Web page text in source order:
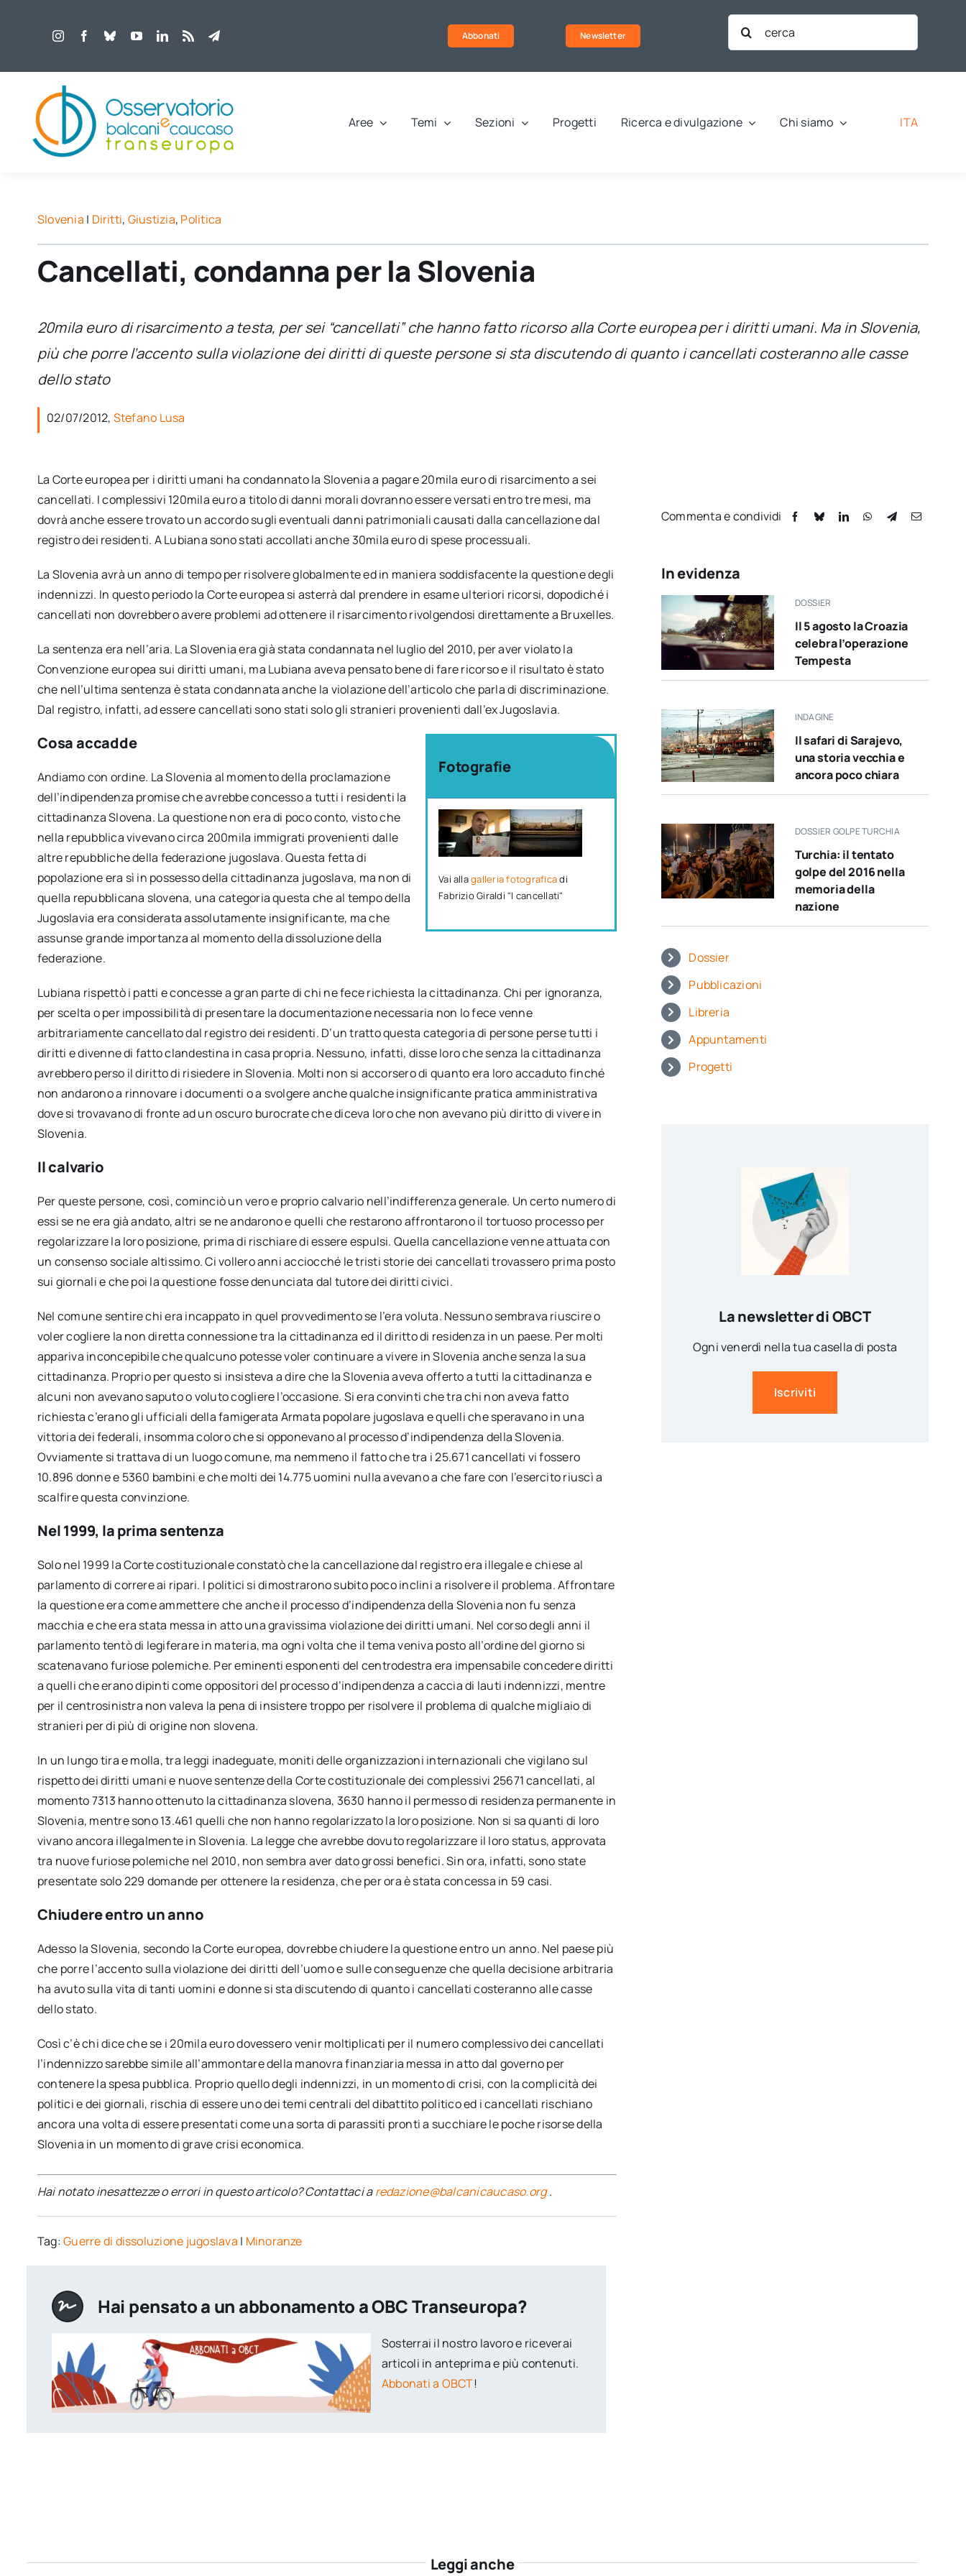
Abbonati Newsletter
Cerca
per:
Aree Temi Sezioni Progetti Ricerca e divulgazione Chi siamo ITA
Slovenia | Diritti, Giustizia, Politica
Cancellati, condanna per la Slovenia
20mila euro di risarcimento a testa, per sei “cancellati” che hanno fatto ricorso alla Corte europea per i diritti umani. Ma in Slovenia,
più che porre l’accento sulla violazione dei diritti di queste persone si sta discutendo di quanto i cancellati costeranno alle casse
dello stato
02/07/2012, Stefano Lusa
La Corte europea per i diritti umani ha condannato la Slovenia a pagare 20mila euro di risarcimento a sei
cancellati. I complessivi 120mila euro a titolo di danni morali dovranno essere versati entro tre mesi, ma
dovrà anche essere trovato un accordo sugli eventuali danni patrimoniali causati dalla cancellazione dal
registro dei residenti. A Lubiana sono stati accollati anche 30mila euro di spese processuali.
La Slovenia avrà un anno di tempo per risolvere globalmente ed in maniera soddisfacente la questione degli
indennizzi. In questo periodo la Corte europea si asterrà dal prendere in esame ulteriori ricorsi, dopodiché i
cancellati non dovrebbero avere problemi ad ottenere il risarcimento rivolgendosi direttamente a Bruxelles.
La sentenza era nell’aria. La Slovenia era già stata condannata nel luglio del 2010, per aver violato la
Convenzione europea sui diritti umani, ma Lubiana aveva pensato bene di fare ricorso e il risultato è stato
che nell’ultima sentenza è stata condannata anche la violazione dell’articolo che parla di discriminazione.
Dal registro, infatti, ad essere cancellati sono stati solo gli stranieri provenienti dall’ex Jugoslavia.
Fotografie
Vai allagalleria fotograficadi
Fabrizio Giraldi "I cancellati"
Cosa accadde
Andiamo con ordine. La Slovenia al momento della proclamazione
dell’indipendenza promise che avrebbe concesso a tutti i residenti la
cittadinanza Slovena. La questione non era di poco conto, visto che
nella repubblica vivevano circa 200mila immigrati provenienti dalle
altre repubbliche della federazione jugoslava. Questa fetta di
popolazione era sì in possesso della cittadinanza jugoslava, ma non di
quella repubblicana slovena, una categoria questa che al tempo della
Jugoslavia era considerata assolutamente insignificante, ma che
assunse grande importanza al momento della dissoluzione della
federazione.
Lubiana rispettò i patti e concesse a gran parte di chi ne fece richiesta la cittadinanza. Chi per ignoranza,
per scelta o per impossibilità di presentare la documentazione necessaria non lo fece venne
arbitrariamente cancellato dal registro dei residenti. D’un tratto questa categoria di persone perse tutti i
diritti e divenne di fatto clandestina in casa propria. Nessuno, infatti, disse loro che senza la cittadinanza
avrebbero perso il diritto di risiedere in Slovenia. Molti non si accorsero di quanto era loro accaduto finché
non andarono a rinnovare i documenti o a svolgere anche qualche insignificante pratica amministrativa
dove si trovavano di fronte ad un oscuro burocrate che diceva loro che non avevano più diritto di vivere in
Slovenia.
Il calvario
Per queste persone, così, cominciò un vero e proprio calvario nell’indifferenza generale. Un certo numero di
essi se ne era già andato, altri se ne andarono e quelli che restarono affrontarono il tortuoso processo per
regolarizzare la loro posizione, prima di rischiare di essere espulsi. Quella cancellazione venne attuata con
un consenso sociale altissimo. Ci vollero anni acciocché le tristi storie dei cancellati trovassero prima posto
sui giornali e che poi la questione fosse denunciata dal tutore dei diritti civici.
Nel comune sentire chi era incappato in quel provvedimento se l’era voluta. Nessuno sembrava riuscire o
voler cogliere la non diretta connessione tra la cittadinanza ed il diritto di residenza in un paese. Per molti
appariva inconcepibile che qualcuno potesse voler continuare a vivere in Slovenia anche senza la sua
cittadinanza. Proprio per questo si insisteva a dire che la Slovenia aveva offerto a tutti la cittadinanza e
alcuni non avevano saputo o voluto cogliere l’occasione. Si era convinti che tra chi non aveva fatto
richiesta c’erano gli ufficiali della famigerata Armata popolare jugoslava e quelli che speravano in una
vittoria dei federali, insomma coloro che si opponevano al processo d’indipendenza della Slovenia.
Ovviamente si trattava di un luogo comune, ma nemmeno il fatto che tra i 25.671 cancellati vi fossero
10.896 donne e 5360 bambini e che molti dei 14.775 uomini nulla avevano a che fare con l’esercito riuscì a
scalfire questa convinzione.
Nel 1999, la prima sentenza
Solo nel 1999 la Corte costituzionale constatò che la cancellazione dal registro era illegale e chiese al
parlamento di correre ai ripari. I politici si dimostrarono subito poco inclini a risolvere il problema. Affrontare
la questione era come ammettere che anche il processo d’indipendenza della Slovenia non fu senza
macchia e che era stata messa in atto una gravissima violazione dei diritti umani. Nel corso degli anni il
parlamento tentò di legiferare in materia, ma ogni volta che il tema veniva posto all’ordine del giorno si
scatenavano furiose polemiche. Per eminenti esponenti del centrodestra era impensabile concedere diritti
a quelli che erano dipinti come oppositori del processo d’indipendenza a caccia di lauti indennizzi, mentre
per il centrosinistra non valeva la pena di insistere troppo per risolvere il problema di qualche migliaio di
stranieri per di più di origine non slovena.
In un lungo tira e molla, tra leggi inadeguate, moniti delle organizzazioni internazionali che vigilano sul
rispetto dei diritti umani e nuove sentenze della Corte costituzionale dei complessivi 25671 cancellati, al
momento 7313 hanno ottenuto la cittadinanza slovena, 3630 hanno il permesso di residenza permanente in
Slovenia, mentre sono 13.461 quelli che non hanno regolarizzato la loro posizione. Non si sa quanti di loro
vivano ancora illegalmente in Slovenia. La legge che avrebbe dovuto regolarizzare il loro status, approvata
tra nuove furiose polemiche nel 2010, non sembra aver dato grossi benefici. Sin ora, infatti, sono state
presentate solo 229 domande per ottenere la residenza, che per ora è stata concessa in 59 casi.
Chiudere entro un anno
Adesso la Slovenia, secondo la Corte europea, dovrebbe chiudere la questione entro un anno. Nel paese più
che porre l’accento sulla violazione dei diritti dell’uomo e sulle conseguenze che quella decisione arbitraria
ha avuto sulla vita di tanti uomini e donne si sta discutendo di quanto i cancellati costeranno alle casse
dello stato.
Così c’è chi dice che se i 20mila euro dovessero venir moltiplicati per il numero complessivo dei cancellati
l’indennizzo sarebbe simile all’ammontare della manovra finanziaria messa in atto dal governo per
contenere la spesa pubblica. Proprio quello degli indennizzi, in un momento di crisi, con la complicità dei
politici e dei giornali, rischia di essere uno dei temi centrali del dibattito politico ed i cancellati rischiano
ancora una volta di essere presentati come una sorta di parassiti pronti a succhiare le poche risorse della
Slovenia in un momento di grave crisi economica.
Hai notato inesattezze o errori in questo articolo? Contattaci aredazione@balcanicaucaso.org.
Tag:Guerre di dissoluzione jugoslava | Minoranze
Commenta e condividi
In evidenza
DOSSIER
Il 5 agosto la Croazia
celebra l’operazione
Tempesta
INDAGINE
Il safari di Sarajevo,
una storia vecchia e
ancora poco chiara
DOSSIER GOLPE TURCHIA
Turchia: il tentato
golpe del 2016 nella
memoria della
nazione
Dossier
Pubblicazioni
Libreria
Appuntamenti
Progetti
La newsletter di OBCT
Ogni venerdì nella tua casella di posta
Iscriviti
Hai pensato a un abbonamento a OBC Transeuropa?
Sosterrai il nostro lavoro e riceverai
articoli in anteprima e più contenuti.
Abbonati a OBCT!
Leggi anche